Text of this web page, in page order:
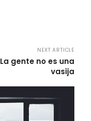
NEXT ARTICLE
La gente no es una
vasija